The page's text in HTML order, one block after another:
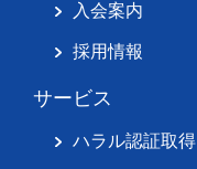
入会案内
採用情報
サービス
ハラル認証取得